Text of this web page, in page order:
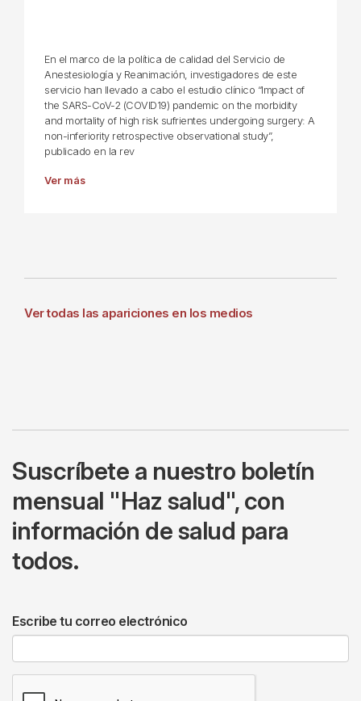
En el marco de la política de calidad del Servicio de
Anestesiología y Reanimación, investigadores de este
servicio han llevado a cabo el estudio clínico “Impact of
the SARS-CoV-2 (COVID19) pandemic on the morbidity
and mortality of high risk sufrientes undergoing surgery: A
non-inferiority retrospective observational study”,
publicado en la rev
Ver más
Ver todas las apariciones en los medios
Suscríbete a nuestro boletín
mensual "Haz salud", con
información de salud para
todos.
Escribe tu correo electrónico